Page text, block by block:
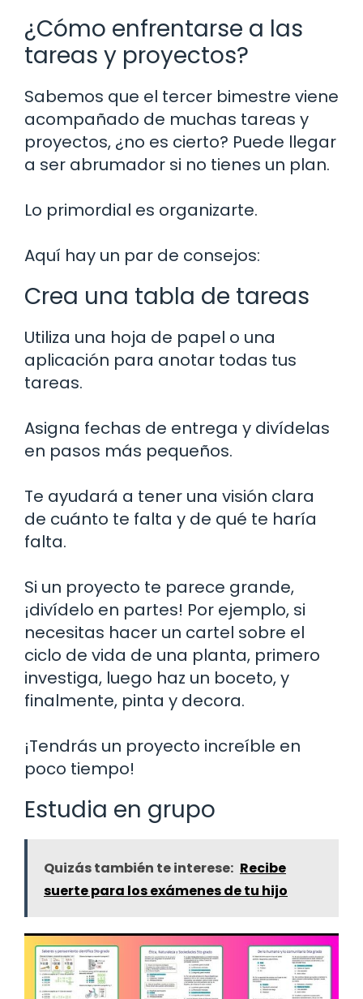
¿Cómo enfrentarse a las
tareas y proyectos?
Sabemos que el tercer bimestre viene
acompañado de muchas tareas y
proyectos, ¿no es cierto? Puede llegar
a ser abrumador si no tienes un plan.
Lo primordial es organizarte.
Aquí hay un par de consejos:
Crea una tabla de tareas
Utiliza una hoja de papel o una
aplicación para anotar todas tus
tareas.
Asigna fechas de entrega y divídelas
en pasos más pequeños.
Te ayudará a tener una visión clara
de cuánto te falta y de qué te haría
falta.
Si un proyecto te parece grande,
¡divídelo en partes! Por ejemplo, si
necesitas hacer un cartel sobre el
ciclo de vida de una planta, primero
investiga, luego haz un boceto, y
finalmente, pinta y decora.
¡Tendrás un proyecto increíble en
poco tiempo!
Estudia en grupo
Quizás también te interese: Recibe
suerte para los exámenes de tu hijo